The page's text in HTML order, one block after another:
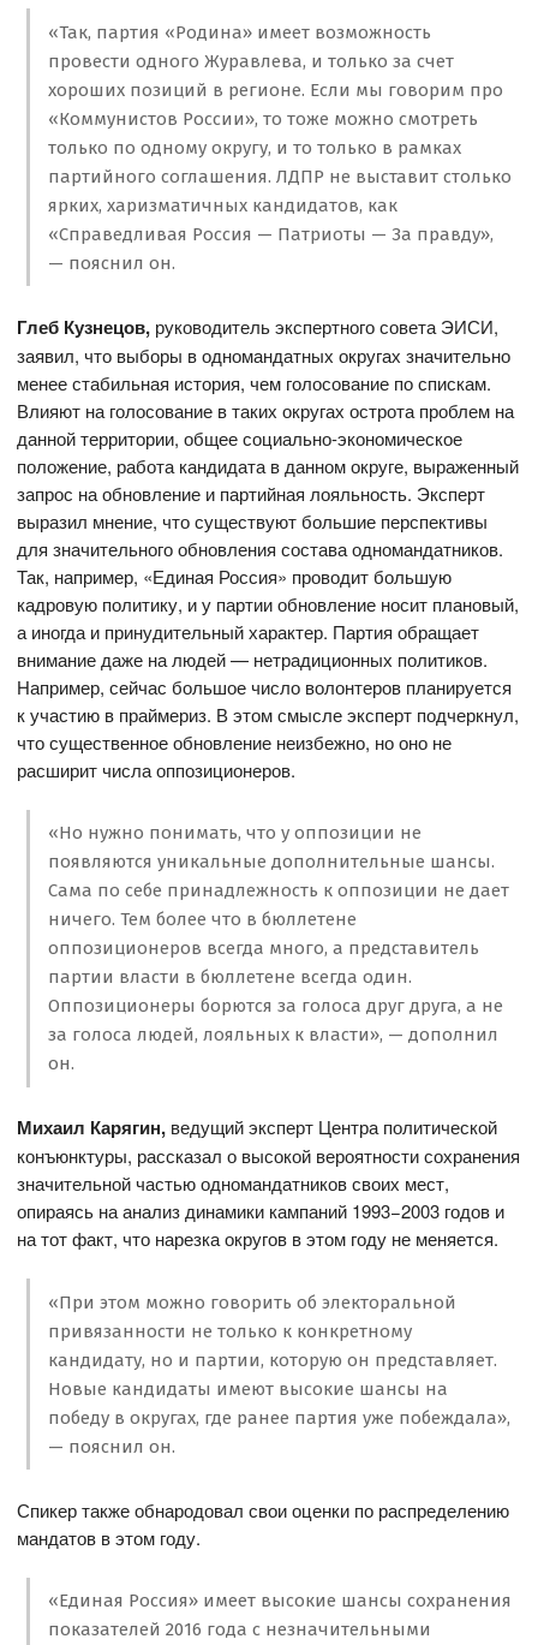
«Так, партия «Родина» имеет возможность
провести одного Журавлева, и только за счет
хороших позиций в регионе. Если мы говорим про
«Коммунистов России», то тоже можно смотреть
только по одному округу, и то только в рамках
партийного соглашения. ЛДПР не выставит столько
ярких, харизматичных кандидатов, как
«Справедливая Россия — Патриоты — За правду»,
— пояснил он.
Глеб Кузнецов, руководитель экспертного совета ЭИСИ,
заявил, что выборы в одномандатных округах значительно
менее стабильная история, чем голосование по спискам.
Влияют на голосование в таких округах острота проблем на
данной территории, общее социально-экономическое
положение, работа кандидата в данном округе, выраженный
запрос на обновление и партийная лояльность. Эксперт
выразил мнение, что существуют большие перспективы
для значительного обновления состава одномандатников.
Так, например, «Единая Россия» проводит большую
кадровую политику, и у партии обновление носит плановый,
а иногда и принудительный характер. Партия обращает
внимание даже на людей — нетрадиционных политиков.
Например, сейчас большое число волонтеров планируется
к участию в праймериз. В этом смысле эксперт подчеркнул,
что существенное обновление неизбежно, но оно не
расширит числа оппозиционеров.
«Но нужно понимать, что у оппозиции не
появляются уникальные дополнительные шансы.
Сама по себе принадлежность к оппозиции не дает
ничего. Тем более что в бюллетене
оппозиционеров всегда много, а представитель
партии власти в бюллетене всегда один.
Оппозиционеры борются за голоса друг друга, а не
за голоса людей, лояльных к власти», — дополнил
он.
Михаил Карягин, ведущий эксперт Центра политической
конъюнктуры, рассказал о высокой вероятности сохранения
значительной частью одномандатников своих мест,
опираясь на анализ динамики кампаний 1993−2003 годов и
на тот факт, что нарезка округов в этом году не меняется.
«При этом можно говорить об электоральной
привязанности не только к конкретному
кандидату, но и партии, которую он представляет.
Новые кандидаты имеют высокие шансы на
победу в округах, где ранее партия уже побеждала»,
— пояснил он.
Спикер также обнародовал свои оценки по распределению
мандатов в этом году.
«Единая Россия» имеет высокие шансы сохранения
показателей 2016 года с незначительными